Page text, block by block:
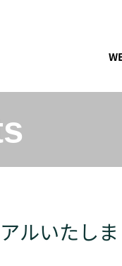
ルいたし